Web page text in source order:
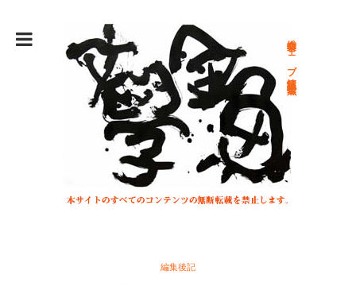
総合文学ウェブ情報誌 文学金魚
編集後記